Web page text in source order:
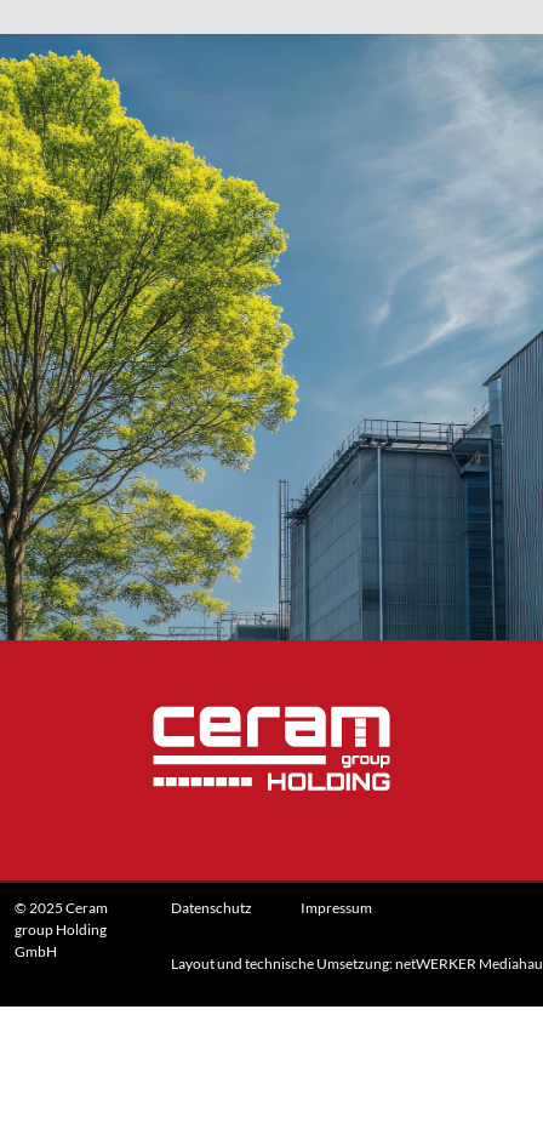
© 2025 Ceram
group Holding
GmbH
Datenschutz Impressum
Layout und technische Umsetzung: netWERKER